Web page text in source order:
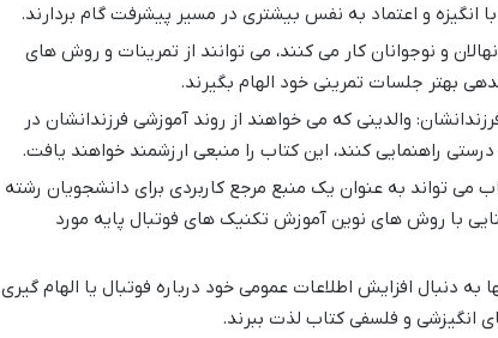
انگیزه و اعتماد به نفس بیشتری در مسیر پیشرفت گام بردارند.
و نوجوانان کار می کنند، می توانند از تمرینات و روش های
بهتر جلسات تمرینی خود الهام بگیرند.
والدینی که می خواهند از روند آموزشی فرزندانشان در
راهنمایی کنند، این کتاب را منبعی ارزشمند خواهند یافت.
تواند به عنوان یک منبع مرجع کاربردی برای دانشجویان رشته
با روش های نوین آموزش تکنیک های فوتبال پایه مورد
دنبال افزایش اطلاعات عمومی خود درباره فوتبال یا الهام گیری
انگیزشی و فلسفی کتاب لذت ببرند.